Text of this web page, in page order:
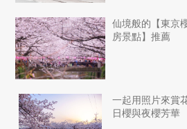
仙境般的【東京
房景點】推薦
一起用照片來賞
日櫻與夜櫻芳華